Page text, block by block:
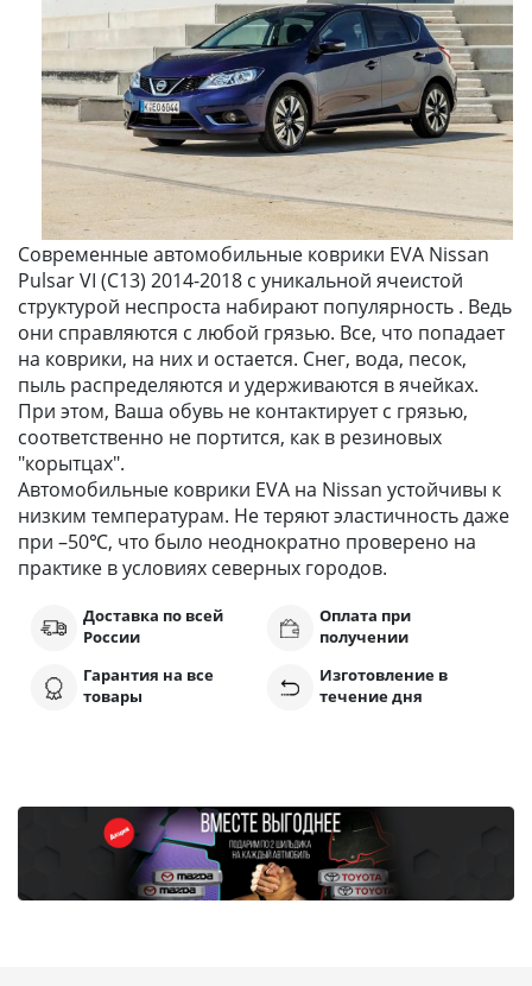
Современные автомобильные коврики EVA Nissan
Pulsar VI (C13) 2014-2018 с уникальной ячеистой
структурой неспроста набирают популярность . Ведь
они справляются с любой грязью. Все, что попадает
на коврики, на них и остается. Снег, вода, песок,
пыль распределяются и удерживаются в ячейках.
При этом, Ваша обувь не контактирует с грязью,
соответственно не портится, как в резиновых
"корытцах".
Автомобильные коврики EVA на Nissan устойчивы к
низким температурам. Не теряют эластичность даже
при –50℃, что было неоднократно проверено на
практике в условиях северных городов.
Доставка по всей
России
Оплата при
получении
Гарантия на все
товары
Изготовление в
течение дня